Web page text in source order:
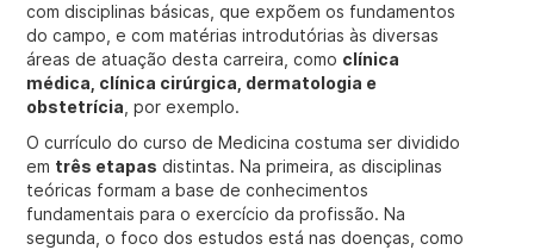
com disciplinas básicas, que expõem os fundamentos
do campo, e com matérias introdutórias às diversas
áreas de atuação desta carreira, como clínica
médica, clínica cirúrgica, dermatologia e
obstetrícia , por exemplo.
O currículo do curso de Medicina costuma ser dividido
em três etapas distintas. Na primeira, as disciplinas
teóricas formam a base de conhecimentos
fundamentais para o exercício da profissão. Na
segunda, o foco dos estudos está nas doenças, como